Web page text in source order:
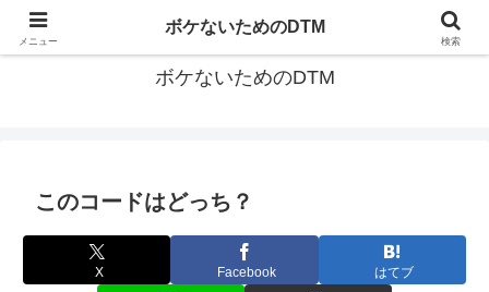
ゆる～く続ける音楽制作のあれこれや昔ばなし
ボケないためのDTM
このコードはどっち？
X Facebook はてブ
メニュー
ボケないためのDTM
検索